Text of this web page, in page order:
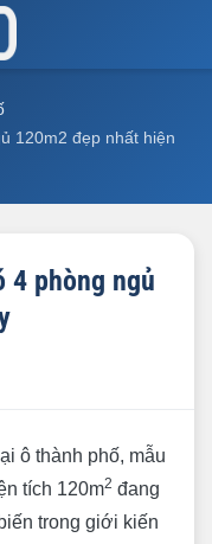
120m2 đẹp nhất hiện
4 phòng ngủ
ô thành phố, mẫu
tích 120m2 đang
trong giới kiến